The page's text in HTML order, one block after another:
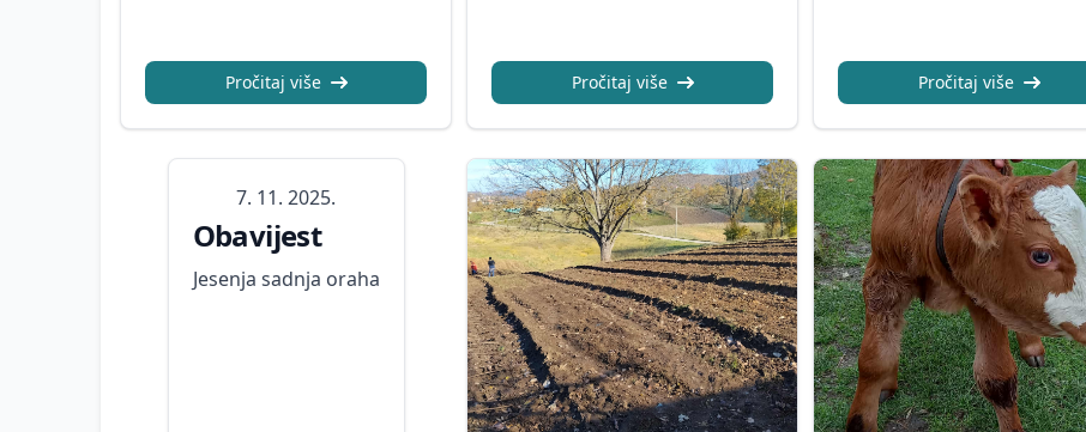
Pročitaj više Pročitaj više Pročitaj više
7. 11. 2025.
Obavijest
Jesenja sadnja oraha